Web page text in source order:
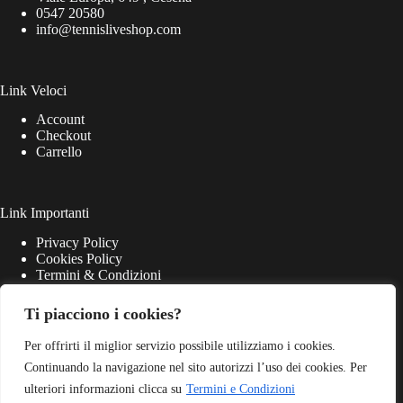
Ti piacciono i cookies?
Per offrirti il miglior servizio possibile utilizziamo i cookies.
Continuando la navigazione nel sito autorizzi l’uso dei cookies. Per
ulteriori informazioni clicca su Termini e Condizioni
0547 20580
info@tennisliveshop.com
Link Veloci
Account
Checkout
Carrello
Link Importanti
Privacy Policy
Cookies Policy
Termini & Condizioni